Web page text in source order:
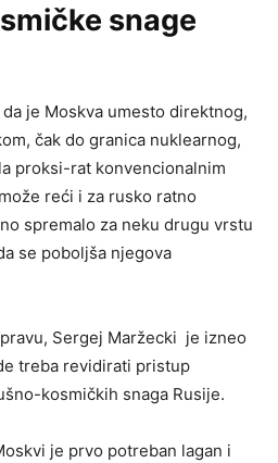
snage
je Moskva umesto direktnog,
čak do granica nuklearnog,
proksi-rat konvencionalnim
reći i za rusko ratno
spremalo za neku drugu vrstu
se poboljša njegova
Sergej Maržecki je izneo
treba revidirati pristup
kosmičkih snaga Rusije.
je prvo potreban lagan i